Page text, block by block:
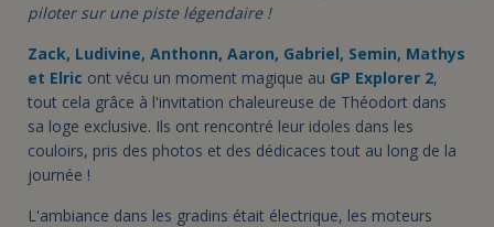
piloter sur une piste légendaire !
Zack, Ludivine, Anthonn, Aaron, Gabriel, Semin, Mathys
et Elric ont vécu un moment magique au GP Explorer 2,
tout cela grâce à l'invitation chaleureuse de Théodort dans
sa loge exclusive. Ils ont rencontré leur idoles dans les
couloirs, pris des photos et des dédicaces tout au long de la
journée !
L'ambiance dans les gradins était électrique, les moteurs